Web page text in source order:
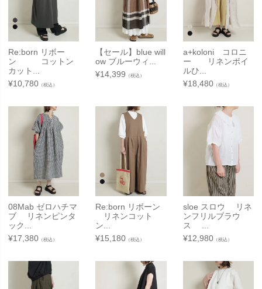
Re:born リボー
ン コットン
カット...
¥10,780 （税込）
【セール】blue will
ow ブルーウィ...
¥14,399 （税込）
a+koloni コロニ
ー リネンボイ
ルひ...
¥18,480（税込）
08Mab ゼロハチマ
ブ リネンピンタ
ック...
¥17,380 （税込）
Re:born リボーン
リネンコット
ン...
¥15,180 （税込）
sloe スロウ リネ
ンフリルブラウ
ス ...
¥12,980（税込）